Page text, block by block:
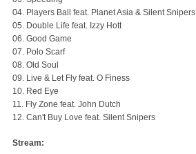
04. Players Ball feat. Planet Asia & Silent Snipers
05. Double Life feat. Izzy Hott
06. Good Game
07. Polo Scarf
08. Old Soul
09. Live & Let Fly feat. O Finess
10. Red Eye
11. Fly Zone feat. John Dutch
12. Can't Buy Love feat. Silent Snipers
Stream: